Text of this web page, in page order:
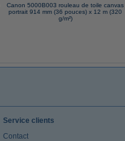
Canon 5000B003 rouleau de toile canvas
portrait 914 mm (36 pouces) x 12 m (320
g/m²)
Service clients
Contact